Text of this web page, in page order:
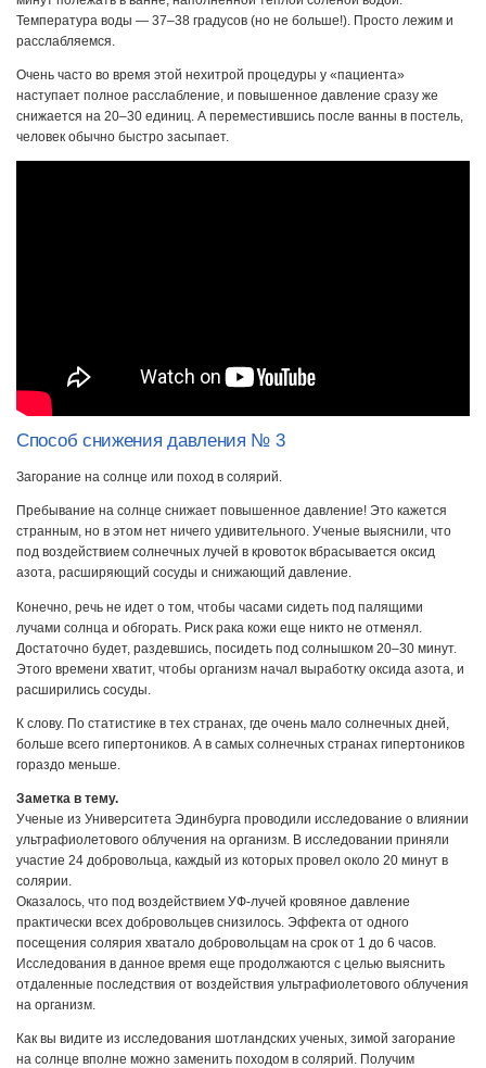
Температура воды — 37–38 градусов (но не больше!). Просто лежим и
расслабляемся.
Очень часто во время этой нехитрой процедуры у «пациента»
наступает полное расслабление, и повышенное давление сразу же
снижается на 20–30 единиц. А переместившись после ванны в постель,
человек обычно быстро засыпает.
Способ снижения давления № 3
Загорание на солнце или поход в солярий.
Пребывание на солнце снижает повышенное давление! Это кажется
странным, но в этом нет ничего удивительного. Ученые выяснили, что
под воздействием солнечных лучей в кровоток вбрасывается оксид
азота, расширяющий сосуды и снижающий давление.
Конечно, речь не идет о том, чтобы часами сидеть под палящими
лучами солнца и обгорать. Риск рака кожи еще никто не отменял.
Достаточно будет, раздевшись, посидеть под солнышком 20–30 минут.
Этого времени хватит, чтобы организм начал выработку оксида азота, и
расширились сосуды.
К слову. По статистике в тех странах, где очень мало солнечных дней,
больше всего гипертоников. А в самых солнечных странах гипертоников
гораздо меньше.
Заметка в тему.
Ученые из Университета Эдинбурга проводили исследование о влиянии
ультрафиолетового облучения на организм. В исследовании приняли
участие 24 добровольца, каждый из которых провел около 20 минут в
солярии.
Оказалось, что под воздействием УФ-лучей кровяное давление
практически всех добровольцев снизилось. Эффекта от одного
посещения солярия хватало добровольцам на срок от 1 до 6 часов.
Исследования в данное время еще продолжаются с целью выяснить
отдаленные последствия от воздействия ультрафиолетового облучения
на организм.
Как вы видите из исследования шотландских ученых, зимой загорание
на солнце вполне можно заменить походом в солярий. Получим